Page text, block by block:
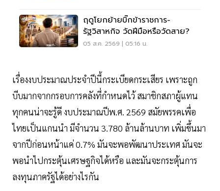
ฤดูโยกย้ายบิ๊กข้าราชการ-
รัฐวิสาหกิจ วัดฝีมือหรือวัดสาย?
05 ส.ค. 2569 | 05:16 น.
เรื่องงบประมาณประจำปีนี้กระเบียดกระเสียร เพราะถูก
บีบมากจากกรอบการคลังที่กำหนดไว้ สมาชิกสภาผู้แทน
ทุกคนน่าจะรู้ดี งบประมาณปีพ.ศ. 2569 สมัยพรรคเพื่อ
ไทยเป็นแกนนำ มีจำนวน 3.780 ล้านล้านบาท เพิ่มขึ้นมา
จากปีก่อนหน้าแค่ 0.7% มันจะพอพัฒนาประเทศ มันจะ
พอนำไปกระตุ้นเศรษฐกิจได้หรือ และมันจะกระตุ้นการ
ลงทุนภาครัฐได้อย่างไรกัน